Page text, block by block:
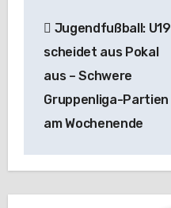
Jugendfußball: U19
scheidet aus Pokal
aus – Schwere
Gruppenliga-Partien
am Wochenende